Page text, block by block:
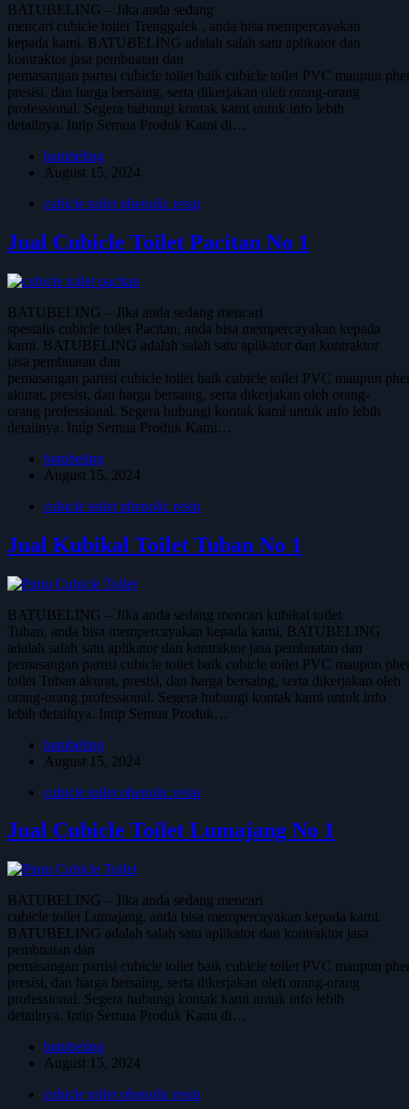
BATUBELING – Jika anda sedang
mencari cubicle toilet Trenggalek , anda bisa mempercayakan
kepada kami. BATUBELING adalah salah satu aplikator dan
kontraktor jasa pembuatan dan
pemasangan partisi cubicle toilet baik cubicle toilet PVC maupun
presisi, dan harga bersaing, serta dikerjakan oleh orang-orang
professional. Segera hubungi kontak kami untuk info lebih
detailnya. Intip Semua Produk Kami di…
batubeling
August 15, 2024
cubicle toilet phenolic resin
Jual Cubicle Toilet Pacitan No 1
BATUBELING – Jika anda sedang mencari
spesialis cubicle toilet Pacitan, anda bisa mempercayakan kepada
kami. BATUBELING adalah salah satu aplikator dan kontraktor
jasa pembuatan dan
pemasangan partisi cubicle toilet baik cubicle toilet PVC maupun
akurat, presisi, dan harga bersaing, serta dikerjakan oleh orang-
orang professional. Segera hubungi kontak kami untuk info lebih
detailnya. Intip Semua Produk Kami…
batubeling
August 15, 2024
cubicle toilet phenolic resin
Jual Kubikal Toilet Tuban No 1
BATUBELING – Jika anda sedang mencari kubikal toilet
Tuban, anda bisa mempercayakan kepada kami. BATUBELING
adalah salah satu aplikator dan kontraktor jasa pembuatan dan
pemasangan partisi cubicle toilet baik cubicle toilet PVC maupun
toilet Tuban akurat, presisi, dan harga bersaing, serta dikerjakan oleh
orang-orang professional. Segera hubungi kontak kami untuk info
lebih detailnya. Intip Semua Produk…
batubeling
August 15, 2024
cubicle toilet phenolic resin
Jual Cubicle Toilet Lumajang No 1
BATUBELING – Jika anda sedang mencari
cubicle toilet Lumajang, anda bisa mempercayakan kepada kami.
BATUBELING adalah salah satu aplikator dan kontraktor jasa
pembuatan dan
pemasangan partisi cubicle toilet baik cubicle toilet PVC maupun
presisi, dan harga bersaing, serta dikerjakan oleh orang-orang
professional. Segera hubungi kontak kami untuk info lebih
detailnya. Intip Semua Produk Kami di…
batubeling
August 15, 2024
cubicle toilet phenolic resin